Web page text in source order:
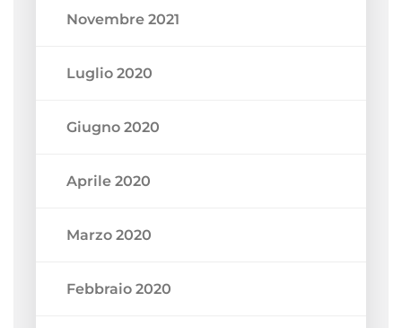
Novembre 2021
Luglio 2020
Giugno 2020
Aprile 2020
Marzo 2020
Febbraio 2020